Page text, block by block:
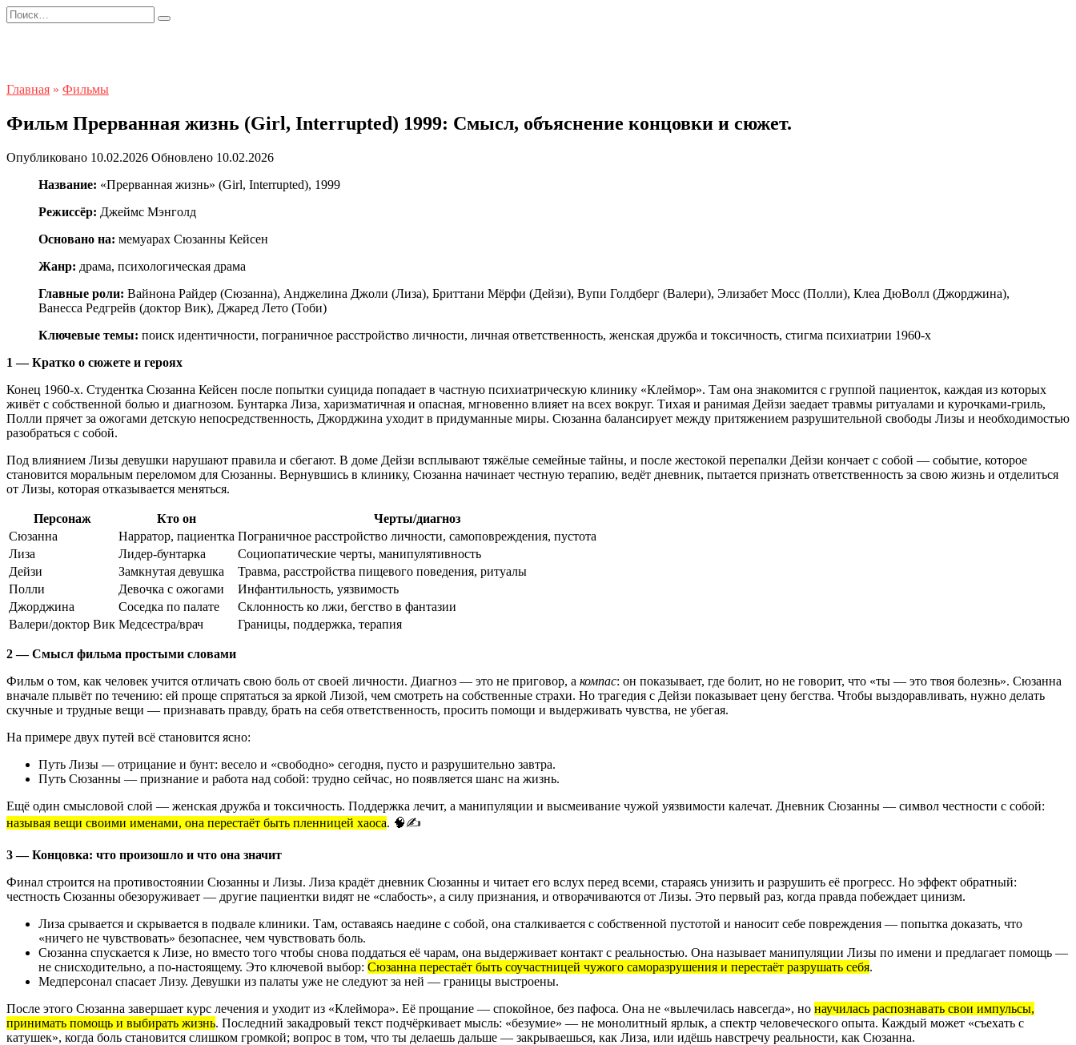
Перейти
к
Search
for:
Главная » Фильмы
Фильм Прерванная жизнь (Girl, Interrupted) 1999: Смысл, объяснение концовки и сюжет.
Опубликовано 10.02.2026 Обновлено 10.02.2026
Название: «Прерванная жизнь» (Girl, Interrupted), 1999
Режиссёр: Джеймс Мэнголд
Основано на: мемуарах Сюзанны Кейсен
Жанр: драма, психологическая драма
Главные роли: Вайнона Райдер (Сюзанна), Анджелина Джоли (Лиза), Бриттани Мёрфи (Дейзи), Вупи Голдберг (Валери), Элизабет Мосс (Полли), Клеа ДюВолл (Джорджина),
Ванесса Редгрейв (доктор Вик), Джаред Лето (Тоби)
Ключевые темы: поиск идентичности, пограничное расстройство личности, личная ответственность, женская дружба и токсичность, стигма психиатрии 1960-х
1 — Кратко о сюжете и героях
Конец 1960‑х. Студентка Сюзанна Кейсен после попытки суицида попадает в частную психиатрическую клинику «Клеймор». Там она знакомится с группой пациенток, каждая из которых
живёт с собственной болью и диагнозом. Бунтарка Лиза, харизматичная и опасная, мгновенно влияет на всех вокруг. Тихая и ранимая Дейзи заедает травмы ритуалами и курочками-гриль,
Полли прячет за ожогами детскую непосредственность, Джорджина уходит в придуманные миры. Сюзанна балансирует между притяжением разрушительной свободы Лизы и необходимостью
разобраться с собой.
Под влиянием Лизы девушки нарушают правила и сбегают. В доме Дейзи всплывают тяжёлые семейные тайны, и после жестокой перепалки Дейзи кончает с собой — событие, которое
становится моральным переломом для Сюзанны. Вернувшись в клинику, Сюзанна начинает честную терапию, ведёт дневник, пытается признать ответственность за свою жизнь и отделиться
от Лизы, которая отказывается меняться.
Персонаж Кто он
Черты/диагноз
Сюзанна
Нарратор, пациентка Пограничное расстройство личности, самоповреждения, пустота
Лиза
Лидер-бунтарка
Социопатические черты, манипулятивность
Дейзи
Замкнутая девушка
Травма, расстройства пищевого поведения, ритуалы
Полли
Девочка с ожогами
Инфантильность, уязвимость
Джорджина
Соседка по палате
Склонность ко лжи, бегство в фантазии
Валери/доктор Вик Медсестра/врач Границы, поддержка, терапия
2 — Смысл фильма простыми словами
Фильм о том, как человек учится отличать свою боль от своей личности. Диагноз — это не приговор, а компас: он показывает, где болит, но не говорит, что «ты — это твоя болезнь». Сюзанна
вначале плывёт по течению: ей проще спрятаться за яркой Лизой, чем смотреть на собственные страхи. Но трагедия с Дейзи показывает цену бегства. Чтобы выздоравливать, нужно делать
скучные и трудные вещи — признавать правду, брать на себя ответственность, просить помощи и выдерживать чувства, не убегая.
На примере двух путей всё становится ясно:
Путь Лизы — отрицание и бунт: весело и «свободно» сегодня, пусто и разрушительно завтра.
Путь Сюзанны — признание и работа над собой: трудно сейчас, но появляется шанс на жизнь.
Ещё один смысловой слой — женская дружба и токсичность. Поддержка лечит, а манипуляции и высмеивание чужой уязвимости калечат. Дневник Сюзанны — символ честности с собой:
называя вещи своими именами, она перестаёт быть пленницей хаоса. 🧠✍️
3 — Концовка: что произошло и что она значит
Финал строится на противостоянии Сюзанны и Лизы. Лиза крадёт дневник Сюзанны и читает его вслух перед всеми, стараясь унизить и разрушить её прогресс. Но эффект обратный:
честность Сюзанны обезоруживает — другие пациентки видят не «слабость», а силу признания, и отворачиваются от Лизы. Это первый раз, когда правда побеждает цинизм.
Лиза срывается и скрывается в подвале клиники. Там, оставаясь наедине с собой, она сталкивается с собственной пустотой и наносит себе повреждения — попытка доказать, что
«ничего не чувствовать» безопаснее, чем чувствовать боль.
Сюзанна спускается к Лизе, но вместо того чтобы снова поддаться её чарам, она выдерживает контакт с реальностью. Она называет манипуляции Лизы по имени и предлагает помощь —
не снисходительно, а по‑настоящему. Это ключевой выбор: Сюзанна перестаёт быть соучастницей чужого саморазрушения и перестаёт разрушать себя.
Медперсонал спасает Лизу. Девушки из палаты уже не следуют за ней — границы выстроены.
После этого Сюзанна завершает курс лечения и уходит из «Клеймора». Её прощание — спокойное, без пафоса. Она не «вылечилась навсегда», но научилась распознавать свои импульсы,
принимать помощь и выбирать жизнь. Последний закадровый текст подчёркивает мысль: «безумие» — не монолитный ярлык, а спектр человеческого опыта. Каждый может «съехать с
катушек», когда боль становится слишком громкой; вопрос в том, что ты делаешь дальше — закрываешься, как Лиза, или идёшь навстречу реальности, как Сюзанна.